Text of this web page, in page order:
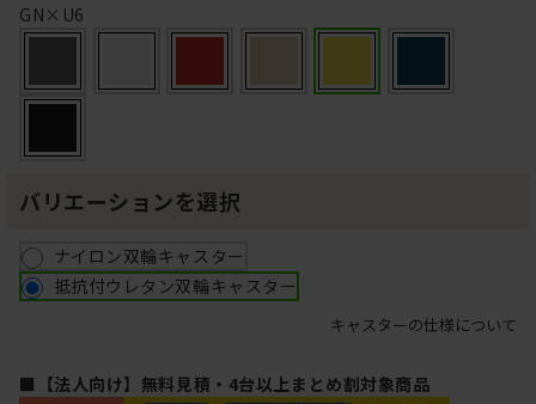
GN×U6
バリエーションを選択
ナイロン双輪キャスター
抵抗付ウレタン双輪キャスター
キャスターの仕様について
■【法人向け】無料見積・4台以上まとめ割対象商品